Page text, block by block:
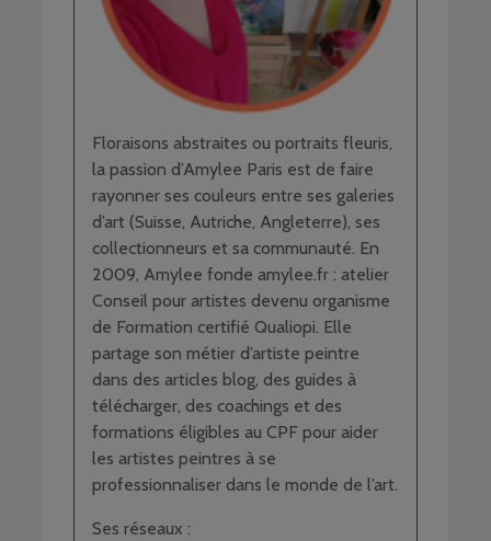
Floraisons abstraites ou portraits fleuris,
la passion d’Amylee Paris est de faire
rayonner ses couleurs entre ses galeries
d’art (Suisse, Autriche, Angleterre), ses
collectionneurs et sa communauté. En
2009, Amylee fonde amylee.fr : atelier
Conseil pour artistes devenu organisme
de Formation certifié Qualiopi. Elle
partage son métier d’artiste peintre
dans des articles blog, des guides à
télécharger, des coachings et des
formations éligibles au CPF pour aider
les artistes peintres à se
professionnaliser dans le monde de l’art.
Ses réseaux :